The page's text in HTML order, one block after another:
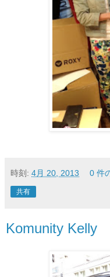
時刻: 4月 20, 2013 0 件
共有
Komunity Kelly